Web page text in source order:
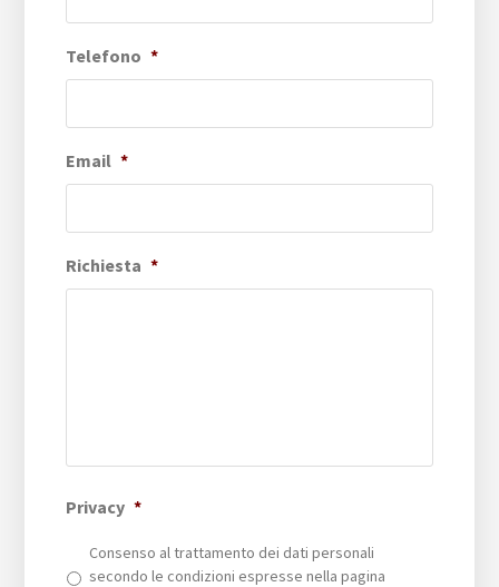
Telefono *
Email *
Richiesta *
Privacy *
Consenso al trattamento dei dati personali
secondo le condizioni espresse nella pagina